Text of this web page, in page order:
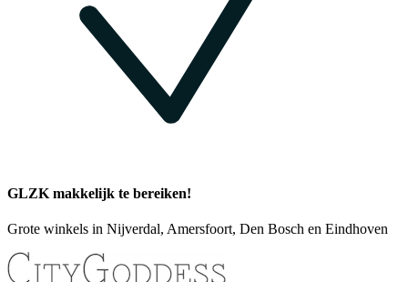
GLZK makkelijk te bereiken!
Grote winkels in Nijverdal, Amersfoort, Den Bosch en Eindhoven